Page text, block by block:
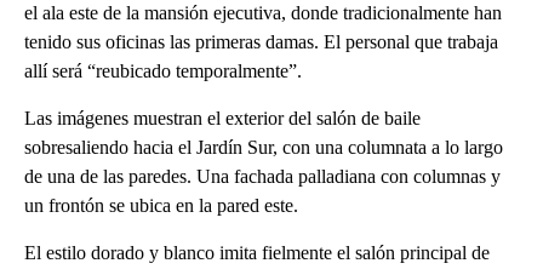
el ala este de la mansión ejecutiva, donde tradicionalmente han
tenido sus oficinas las primeras damas. El personal que trabaja
allí será “reubicado temporalmente”.
Las imágenes muestran el exterior del salón de baile
sobresaliendo hacia el Jardín Sur, con una columnata a lo largo
de una de las paredes. Una fachada palladiana con columnas y
un frontón se ubica en la pared este.
El estilo dorado y blanco imita fielmente el salón principal de